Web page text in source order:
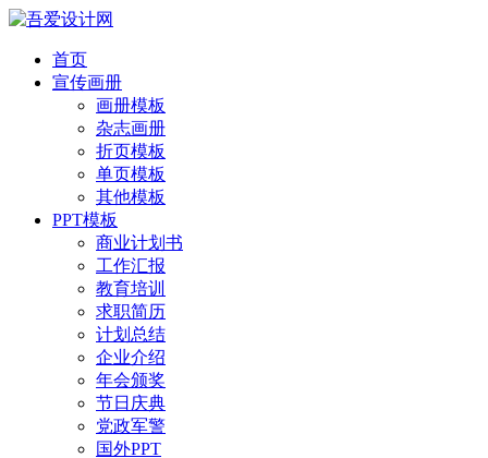
首页
宣传画册
画册模板
杂志画册
折页模板
单页模板
其他模板
PPT模板
商业计划书
工作汇报
教育培训
求职简历
计划总结
企业介绍
年会颁奖
节日庆典
党政军警
国外PPT